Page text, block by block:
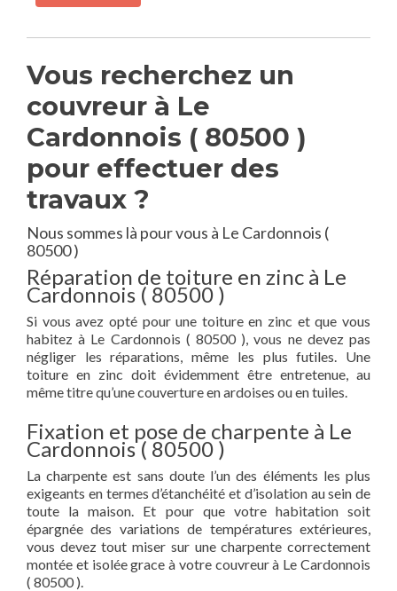
Vous recherchez un
couvreur à Le
Cardonnois ( 80500 )
pour effectuer des
travaux ?
Nous sommes là pour vous à Le Cardonnois (
80500 )
Réparation de toiture en zinc à Le
Cardonnois ( 80500 )
Si vous avez opté pour une toiture en zinc et que vous
habitez à Le Cardonnois ( 80500 ), vous ne devez pas
négliger les réparations, même les plus futiles. Une
toiture en zinc doit évidemment être entretenue, au
même titre qu’une couverture en ardoises ou en tuiles.
Fixation et pose de charpente à Le
Cardonnois ( 80500 )
La charpente est sans doute l’un des éléments les plus
exigeants en termes d’étanchéité et d’isolation au sein de
toute la maison. Et pour que votre habitation soit
épargnée des variations de températures extérieures,
vous devez tout miser sur une charpente correctement
montée et isolée grace à votre couvreur à Le Cardonnois
( 80500 ).